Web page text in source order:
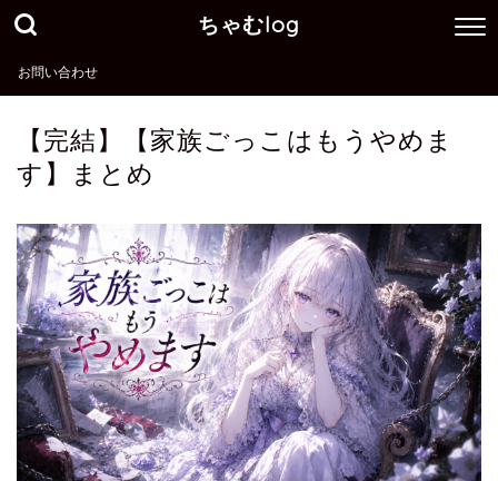
ちゃむlog
お問い合わせ
【完結】【家族ごっこはもうやめま
す】まとめ